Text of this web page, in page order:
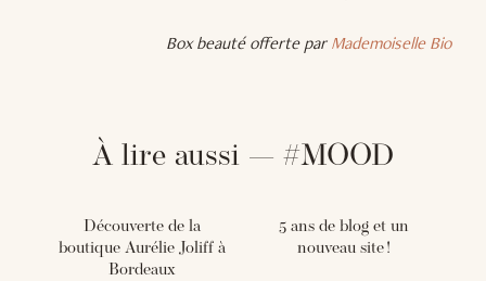
Box beauté offerte parMademoiselle Bio
À lire aussi — #MOOD
Découverte de la
boutique Aurélie Joliff à
Bordeaux
5 ans de blog et un
nouveau site !